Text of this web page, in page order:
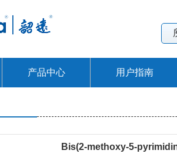
产品中心 用户指南
Bis(2-methoxy-5-